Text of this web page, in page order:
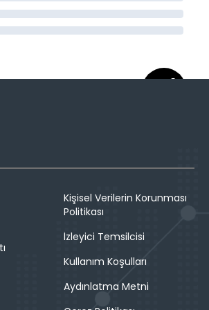
Kişisel Verilerin Korunması
Politikası
İzleyici Temsilcisi
Kullanım Koşulları
Aydınlatma Metni